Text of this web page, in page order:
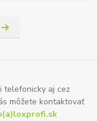
telefonicky aj cez
môžete kontaktovať